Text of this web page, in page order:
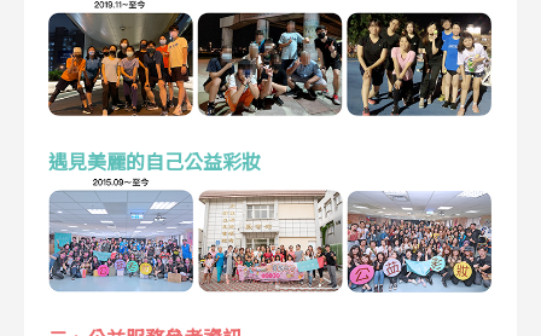
遇見美麗的自己公益彩妝